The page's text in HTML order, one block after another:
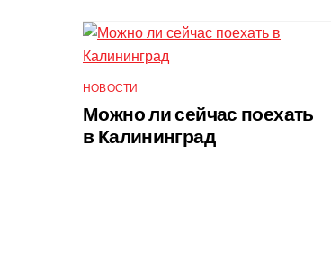
НОВОСТИ
Можно ли сейчас поехать
в Калининград